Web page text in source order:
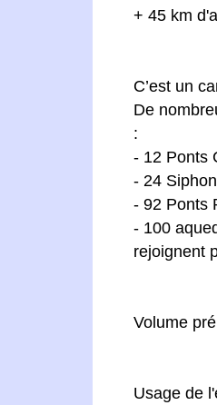
+ 45 km
C’est un
De
:
- 12 Ponts
- 24
- 92 Ponts
- 100
rejoignent
Volume
Usage de